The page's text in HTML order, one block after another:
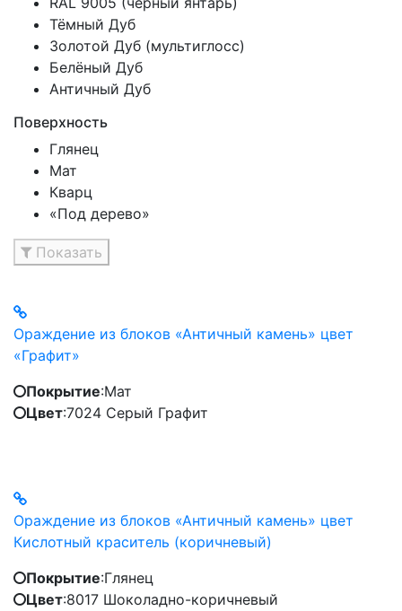
Тёмный Дуб
Золотой Дуб (мультиглосс)
Белёный Дуб
Античный Дуб
Поверхность
Глянец
Мат
Кварц
«Под дерево»
Показать
Ораждение из блоков «Античный камень» цвет
«Графит»
Покрытие:Мат
Цвет:7024 Серый Графит
Ораждение из блоков «Античный камень» цвет
Кислотный краситель (коричневый)
Покрытие:Глянец
Цвет:8017 Шоколадно-коричневый